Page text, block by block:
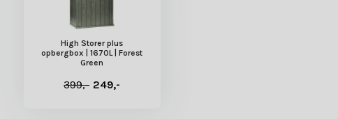
High Storer plus
opbergbox | 1670L | Forest
Green
399,- 249,-